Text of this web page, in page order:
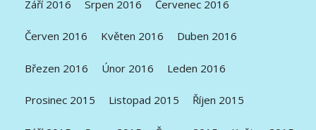
Září 2016 Srpen 2016 Červenec 2016
Červen 2016 Květen 2016 Duben 2016
Březen 2016 Únor 2016 Leden 2016
Prosinec 2015 Listopad 2015 Říjen 2015